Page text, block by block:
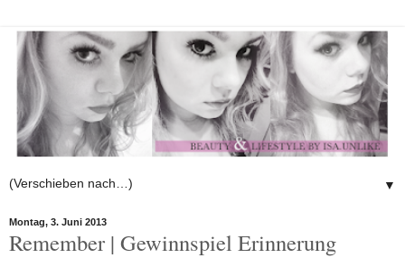
▼
Montag, 3. Juni 2013
Remember | Gewinnspiel Erinnerung